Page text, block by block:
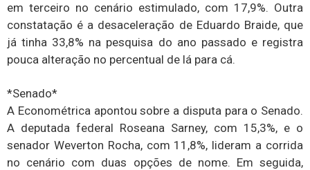
em terceiro no cenário estimulado, com 17,9%. Outra
constatação é a desaceleração de Eduardo Braide, que
já tinha 33,8% na pesquisa do ano passado e registra
pouca alteração no percentual de lá para cá.
*Senado*
A Econométrica apontou sobre a disputa para o Senado.
A deputada federal Roseana Sarney, com 15,3%, e o
senador Weverton Rocha, com 11,8%, lideram a corrida
no cenário com duas opções de nome. Em seguida,